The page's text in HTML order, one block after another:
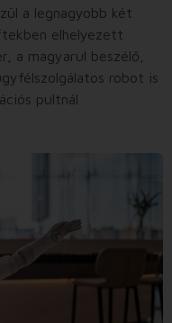
a legnagyobb két
elhelyezett
a magyarul beszélő,
robot is
pultnál